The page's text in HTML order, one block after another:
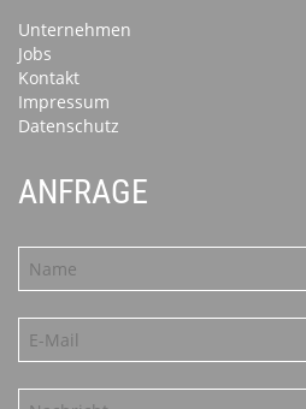
Unternehmen
Jobs
Kontakt
Impressum
Datenschutz
ANFRAGE